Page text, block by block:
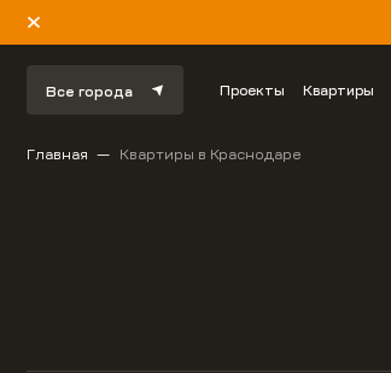
Все города Проекты Квартиры
Главная Квартиры в Краснодаре